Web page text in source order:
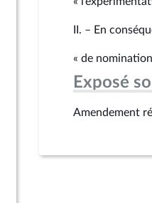
4 juin 2026
4 juin 2026
4 juin 2026
4 juin 2026
II. – En
« de
Exposé
Amendement